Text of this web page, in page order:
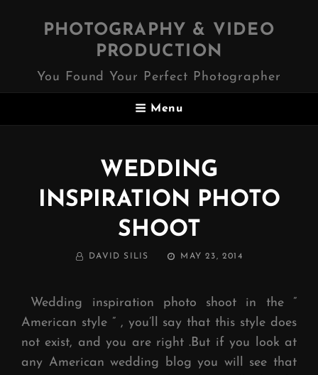
PHOTOGRAPHY & VIDEO
PRODUCTION
You Found Your Perfect Photographer
Menu
WEDDING
INSPIRATION PHOTO
SHOOT
BY DAVID SILIS
POSTED
MAY 23, 2014
Wedding inspiration photo shoot in the ”
American style ” , you’ll say that this style does
not exist, and you are right .But if you look at
any American wedding blog you will see that